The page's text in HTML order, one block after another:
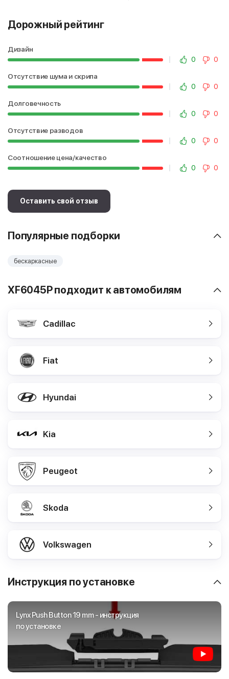
Дорожный рейтинг
Дизайн
0
0
Отсутствие шума и скрипа
0
0
Долговечность
0
0
Отсутствие разводов
0
0
Соотношение цена/качество
0
0
Оставить свой отзыв
Популярные подборки
бескаркасные
XF6045P подходит к автомобилям
Cadillac
Fiat
Hyundai
Kia
Peugeot
Skoda
Volkswagen
Инструкция по установке
Lynx Push Button 19 mm - инструкция
по установке